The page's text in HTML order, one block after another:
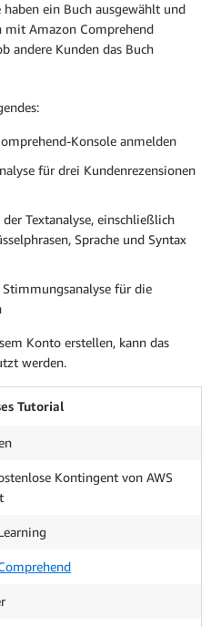
ein Buch ausgewählt und
mit Amazon Comprehend
andere Kunden das Buch
Konsole anmelden
für drei Kundenrezensionen
Textanalyse, einschließlich
Sprache und Syntax
für die
Konto erstellen, kann das
werden.
Tutorial
Kontingent von AWS